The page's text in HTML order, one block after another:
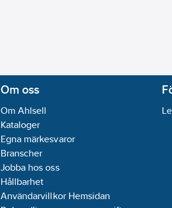
Om oss
Om Ahlsell
Kataloger
Egna märkesvaror
Branscher
Jobba hos oss
Hållbarhet
Användarvillkor Hemsidan